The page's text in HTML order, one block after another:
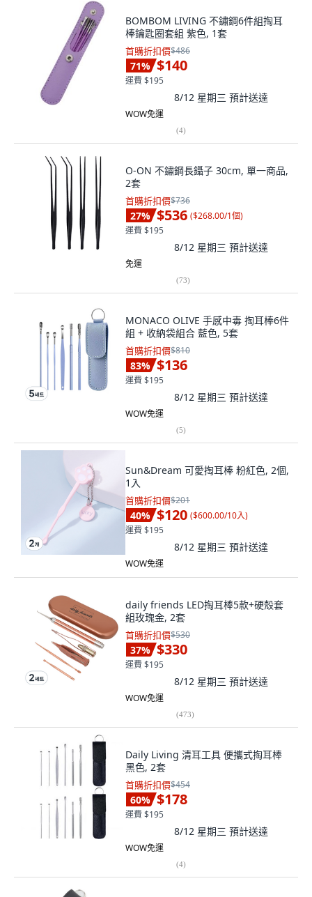
BOMBOM LIVING 不鏽鋼6件組掏耳
棒鑰匙圈套組 紫色, 1套
首購折扣價$486
71% $140
運費 $195
8/12 星期三 預計送達
WOW免運
(4)
O-ON 不鏽鋼長鑷子 30cm, 單一商品,
2套
首購折扣價$736
27% $536 ($268.00/1個)
運費 $195
8/12 星期三 預計送達
免運
(73)
MONACO OLIVE 手感中毒 掏耳棒6件
組 + 收納袋組合 藍色, 5套
首購折扣價$810
83% $136
運費 $195
8/12 星期三 預計送達
WOW免運
(5)
Sun&Dream 可愛掏耳棒 粉紅色, 2個,
1入
首購折扣價$201
40% $120 ($600.00/10入)
運費 $195
8/12 星期三 預計送達
WOW免運
daily friends LED掏耳棒5款+硬殼套
組玫瑰金, 2套
首購折扣價$530
37% $330
運費 $195
8/12 星期三 預計送達
WOW免運
(473)
Daily Living 清耳工具 便攜式掏耳棒
黑色, 2套
首購折扣價$454
60% $178
運費 $195
8/12 星期三 預計送達
WOW免運
(4)